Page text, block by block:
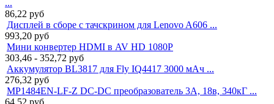
...
86,22 руб
Дисплей в сборе с тачскрином для Lenovo A606 ...
993,20 руб
Мини конвертер HDMI в AV HD 1080P
303,46 - 352,72 руб
Аккумулятор BL3817 для Fly IQ4417 3000 мАч ...
276,32 руб
MP1484EN-LF-Z DC-DC преобразователь 3A, 18в, 340кГ ...
64,52 руб